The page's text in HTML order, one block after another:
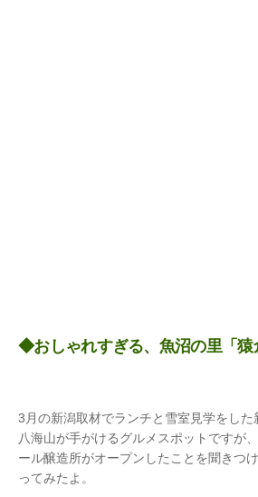
◆おしゃれすぎる、魚沼の里「猿
3月の新潟取材でランチと雪室見学をした
八海山が手がけるグルメスポットですが
ール醸造所がオープンしたことを聞きつ
ってみたよ。